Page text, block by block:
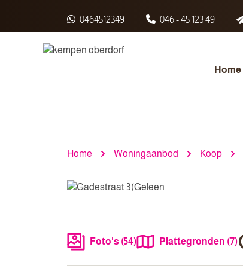
0464512349
046 - 45 123 49
Home
Home Woningaanbod Koop
Foto's (54) Plattegronden (7)